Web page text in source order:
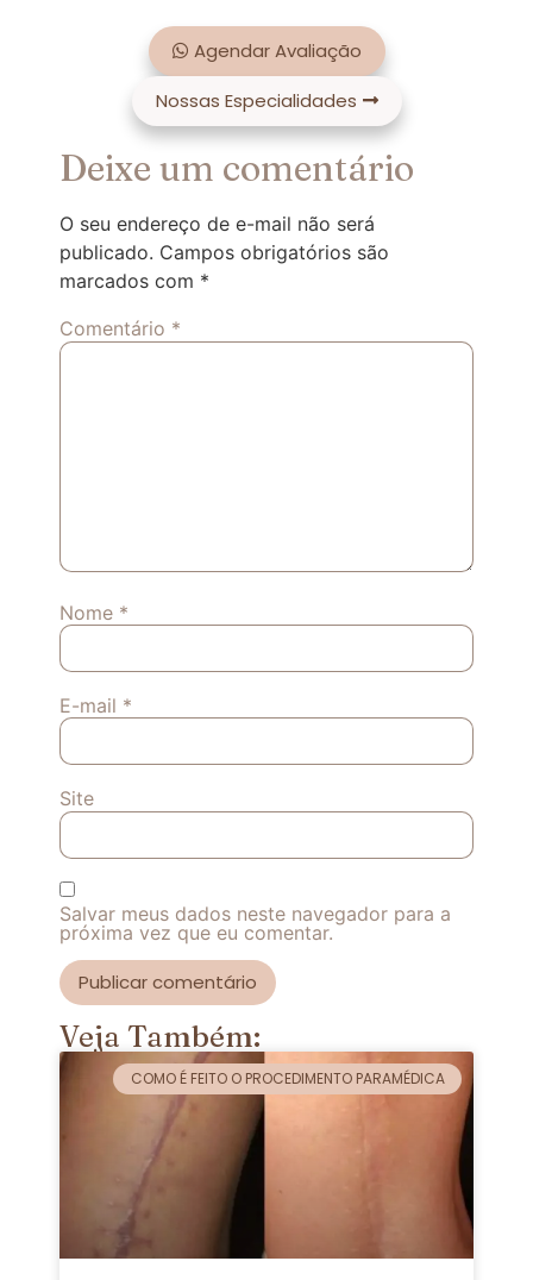
Agendar Avaliação
Nossas Especialidades
Deixe um comentário
O seu endereço de e-mail não será
publicado. Campos obrigatórios são
marcados com *
Comentário *
Nome *
E-mail *
Site
Salvar meus dados neste navegador para a
próxima vez que eu comentar.
Veja Também:
COMO É FEITO O PROCEDIMENTO PARAMÉDICA